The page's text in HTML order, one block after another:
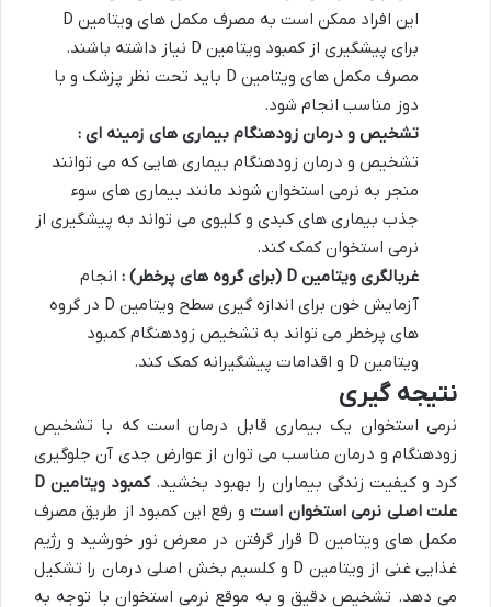
این افراد ممکن است به مصرف مکمل های ویتامین D
برای پیشگیری از کمبود ویتامین D نیاز داشته باشند.
مصرف مکمل های ویتامین D باید تحت نظر پزشک و با
دوز مناسب انجام شود.
تشخیص و درمان زودهنگام بیماری های زمینه ای :
تشخیص و درمان زودهنگام بیماری هایی که می توانند
منجر به نرمی استخوان شوند مانند بیماری های سوء
جذب بیماری های کبدی و کلیوی می تواند به پیشگیری از
نرمی استخوان کمک کند.
غربالگری ویتامین
برای گروه های پرخطر)
: انجام
آزمایش خون برای اندازه گیری سطح ویتامین D در گروه
های پرخطر می تواند به تشخیص زودهنگام کمبود
ویتامین D و اقدامات پیشگیرانه کمک کند.
نتیجه گیری
نرمی استخوان یک بیماری قابل درمان است که با تشخیص
زودهنگام و درمان مناسب می توان از عوارض جدی آن جلوگیری
کرد و کیفیت زندگی بیماران را بهبود بخشید.کمبود ویتامین
علت اصلی نرمی استخوان استو رفع این کمبود از طریق مصرف
مکمل های ویتامین D قرار گرفتن در معرض نور خورشید و رژیم
غذایی غنی از ویتامین D و کلسیم بخش اصلی درمان را تشکیل
می دهد. تشخیص دقیق و به موقع نرمی استخوان با توجه به